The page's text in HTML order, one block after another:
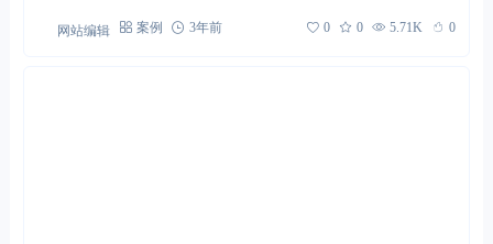
网站编辑 案例 3年前 0 0 5.71K 0